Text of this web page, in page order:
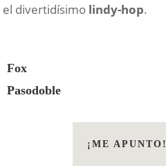
el divertidísimo lindy-hop.
Fox
Pasodoble
¡ME APUNTO!